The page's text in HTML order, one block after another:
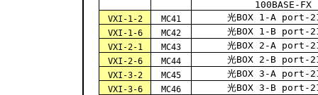
100BASE-FX
VXI-1-2 MC41 光BOX 1-A port-
VXI-1-6 MC42 光BOX 1-B port-
VXI-2-1 MC43 光BOX 2-A port-
VXI-2-6 MC44 光BOX 2-B port-
VXI-3-2 MC45 光BOX 3-A port-
VXI-3-6 MC46 光BOX 3-B port-